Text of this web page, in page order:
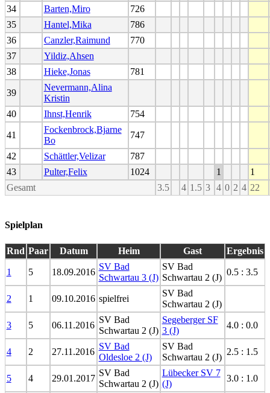
34
Barten,Miro
726
35
Hantel,Mika
786
36
Canzler,Raimund
770
37
Yildiz,Ahsen
38
Hieke,Jonas 781
39
Nevermann,Alina
Kristin
40
Ihnst,Henrik 754
41
Fockenbrock,Bjarne
Bo
747
42 Schättler,Velizar
787
43
Pulter,Felix 1024 1
1
Gesamt
3.5 4 1.5 3 4 0 2 4 22
Spielplan
Rnd Paar Datum Heim Gast Ergebnis
1 5 18.09.2016
SV Bad
Schwartau 3 (J)
SV Bad
Schwartau 2 (J)
0.5 : 3.5
2 1 09.10.2016 spielfrei
SV Bad
Schwartau 2 (J)
3 5 06.11.2016
SV Bad
Schwartau 2 (J)
Segeberger SF
3 (J)
4.0 : 0.0
4 2 27.11.2016
SV Bad
Oldesloe 2 (J)
SV Bad
Schwartau 2 (J)
2.5 : 1.5
5 4 29.01.2017
SV Bad
Schwartau 2 (J)
Lübecker SV 7
(J)
3.0 : 1.0